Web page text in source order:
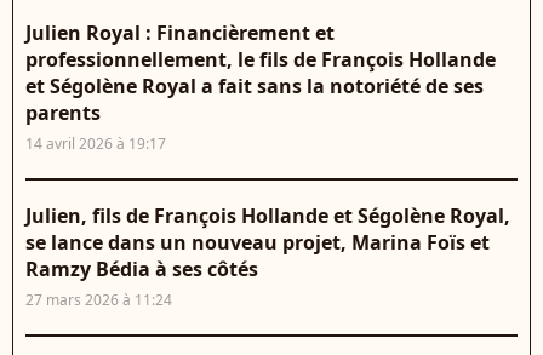
Julien Royal : Financièrement et
professionnellement, le fils de François Hollande
et Ségolène Royal a fait sans la notoriété de ses
parents
14 avril 2026 à 19:17
Julien, fils de François Hollande et Ségolène Royal,
se lance dans un nouveau projet, Marina Foïs et
Ramzy Bédia à ses côtés
27 mars 2026 à 11:24